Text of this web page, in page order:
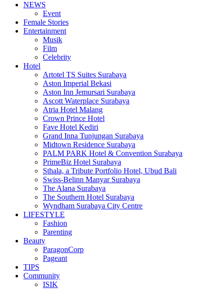
NEWS
Event
Female Stories
Entertainment
Musik
Film
Celebrity
Hotel
Artotel TS Suites Surabaya
Aston Imperial Bekasi
Aston Inn Jemursari Surabaya
Ascott Waterplace Surabaya
Atria Hotel Malang
Crown Prince Hotel
Fave Hotel Kediri
Grand Inna Tunjungan Surabaya
Midtown Residence Surabaya
PALM PARK Hotel & Convention Surabaya
PrimeBiz Hotel Surabaya
Sthala, a Tribute Portfolio Hotel, Ubud Bali
Swiss-Belinn Manyar Surabaya
The Alana Surabaya
The Southern Hotel Surabaya
Wyndham Surabaya City Centre
LIFESTYLE
Fashion
Parenting
Beauty
ParagonCorp
Pageant
TIPS
Community
ISIK